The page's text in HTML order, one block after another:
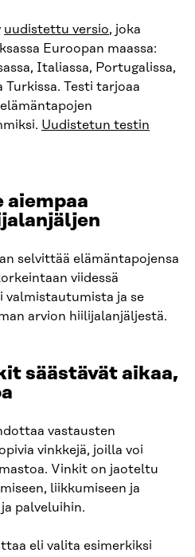
uudistettu versio, joka
Euroopan maassa:
Italiassa, Portugalissa,
Turkissa. Testi tarjoaa
Uudistetun testin
aiempaa
selvittää elämäntapojensa
viidessä
valmistautumista ja se
arvion hiilijalanjäljestä.
säästävät aikaa,
vastausten
vinkkejä, joilla voi
Vinkit on jaoteltu
liikkumiseen ja
palveluihin.
eli valita esimerkiksi